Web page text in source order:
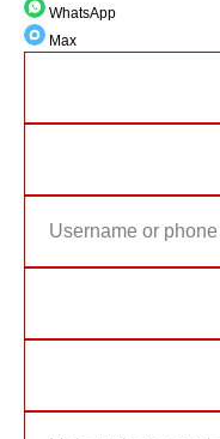
WhatsApp
Max